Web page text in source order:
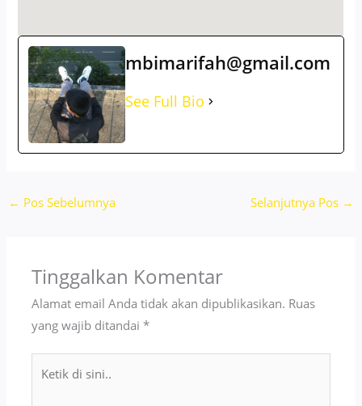
mbimarifah@gmail.com
See Full Bio
← Pos Sebelumnya Selanjutnya Pos →
Tinggalkan Komentar
Alamat email Anda tidak akan dipublikasikan. Ruas
yang wajib ditandai*